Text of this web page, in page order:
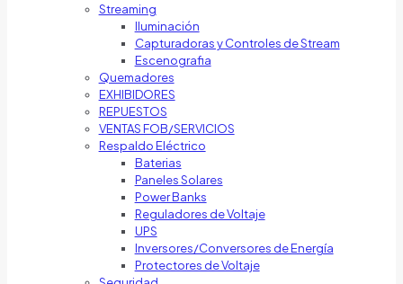
Streaming
Iluminación
Capturadoras y Controles de Stream
Escenografia
Quemadores
EXHIBIDORES
REPUESTOS
VENTAS FOB/SERVICIOS
Respaldo Eléctrico
Baterias
Paneles Solares
Power Banks
Reguladores de Voltaje
UPS
Inversores/Conversores de Energía
Protectores de Voltaje